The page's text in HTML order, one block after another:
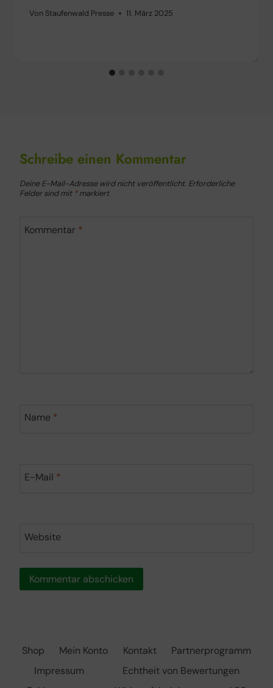
Von Staufenwald Presse 11. März 2025
Schreibe einen Kommentar
Deine E-Mail-Adresse wird nicht veröffentlicht. Erforderliche
Felder sind mit *markiert
Kommentar *
Name *
E-Mail *
Website
Shop Mein Konto Kontakt
Partnerprogramm
Impressum
Echtheit von Bewertungen